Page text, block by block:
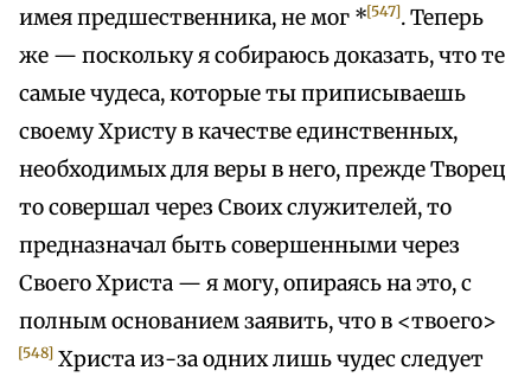
имея предшественника, не мог *[547]. Теперь
же — поскольку я собираюсь доказать, что те
самые чудеса, которые ты приписываешь
своему Христу в качестве единственных,
необходимых для веры в него, прежде Творец
то совершал через Своих служителей, то
предназначал быть совершенными через
Своего Христа — я могу, опираясь на это, с
полным основанием заявить, что в <твоего>
[548] Христа из-за одних лишь чудес следует